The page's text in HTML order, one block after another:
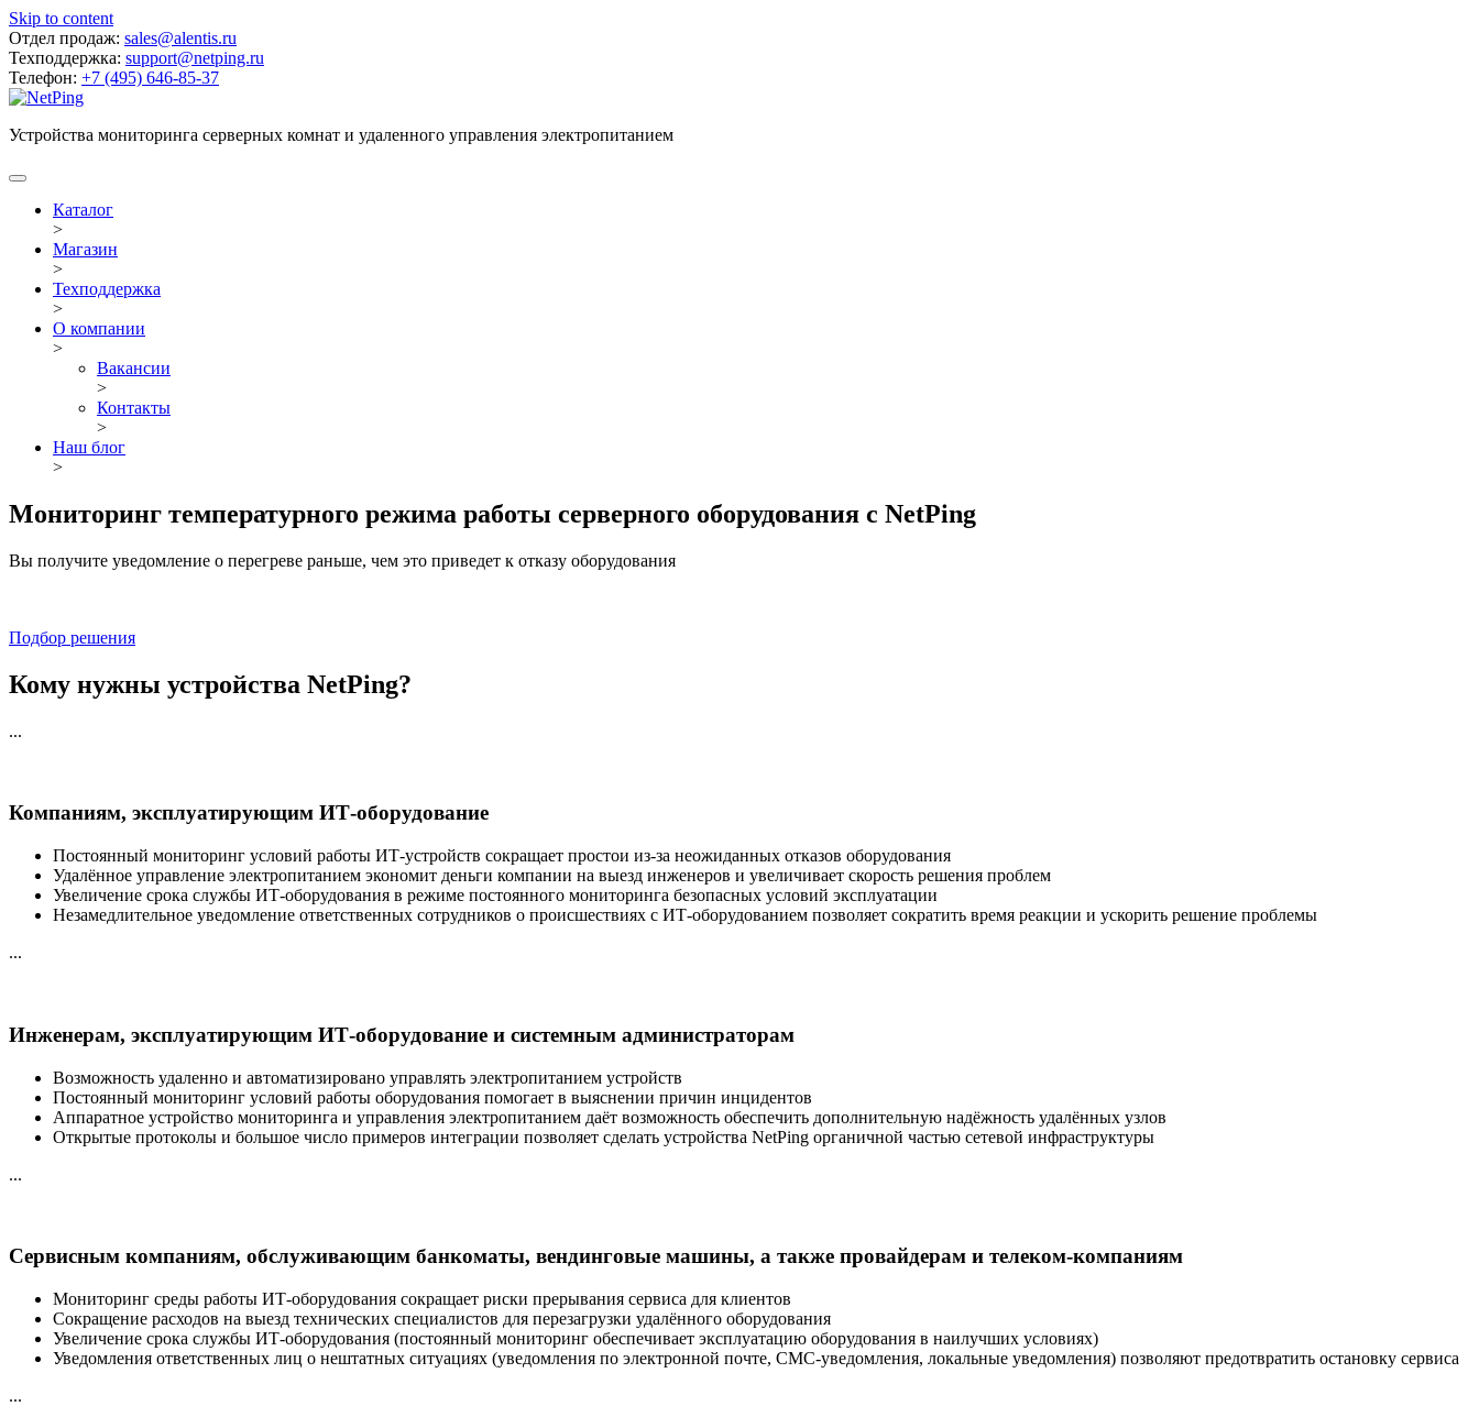
Skip to content
Отдел продаж: sales@alentis.ru
Техподдержка: support@netping.ru
Телефон: +7 (495) 646-85-37
Устройства мониторинга серверных комнат и удаленного управления электропитанием
Каталог
>
Магазин
>
Техподдержка
>
О компании
>
Вакансии
>
Контакты
>
Наш блог
>
Мониторинг температурного режима работы серверного оборудования с NetPing
Вы получите уведомление о перегреве раньше, чем это приведет к отказу оборудования
Подбор решения
Кому нужны устройства NetPing?
...
Компаниям, эксплуатирующим ИТ-оборудование
Постоянный мониторинг условий работы ИТ-устройств сокращает простои из-за неожиданных отказов оборудования
Удалённое управление электропитанием экономит деньги компании на выезд инженеров и увеличивает скорость решения проблем
Увеличение срока службы ИТ-оборудования в режиме постоянного мониторинга безопасных условий эксплуатации
Незамедлительное уведомление ответственных сотрудников о происшествиях с ИТ-оборудованием позволяет сократить время реакции и ускорить решение проблемы
...
Инженерам, эксплуатирующим ИТ-оборудование и системным администраторам
Возможность удаленно и автоматизировано управлять электропитанием устройств
Постоянный мониторинг условий работы оборудования помогает в выяснении причин инцидентов
Аппаратное устройство мониторинга и управления электропитанием даёт возможность обеспечить дополнительную надёжность удалённых узлов
Открытые протоколы и большое число примеров интеграции позволяет сделать устройства NetPing органичной частью сетевой инфраструктуры
...
Сервисным компаниям, обслуживающим банкоматы, вендинговые машины, а также провайдерам и телеком-компаниям
Мониторинг среды работы ИТ-оборудования сокращает риски прерывания сервиса для клиентов
Сокращение расходов на выезд технических специалистов для перезагрузки удалённого оборудования
Увеличение срока службы ИТ-оборудования (постоянный мониторинг обеспечивает эксплуатацию оборудования в наилучших условиях)
Уведомления ответственных лиц о нештатных ситуациях (уведомления по электронной почте, СМС-уведомления, локальные уведомления) позволяют предотвратить остановку сервиса
...